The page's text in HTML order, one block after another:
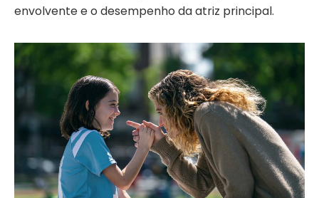
envolvente e o desempenho da atriz principal.